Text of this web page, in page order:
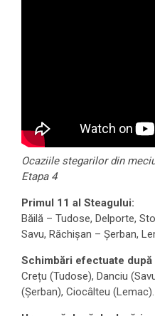
Ocaziile stegarilor din
Etapa 4
Primul 11 al Steagului:
Băilă – Tudose, Delporte,
Savu, Răchișan – Șerban,
Schimbări efectuate după
Crețu (Tudose), Danciu
(Șerban), Ciocâlteu (Lemac).